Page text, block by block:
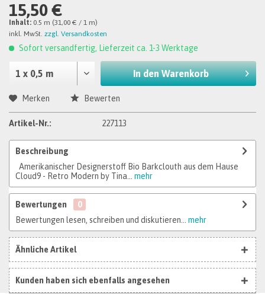
15,50 €
Inhalt: 0.5 m (31,00 € / 1 m)
inkl. MwSt. zzgl. Versandkosten
Sofort versandfertig, Lieferzeit ca. 1-3 Werktage
In den Warenkorb
Merken Bewerten
Artikel-Nr.: 227113
Beschreibung
Amerikanischer Designerstoff Bio Barkclouth aus dem Hause
Cloud9 - Retro Modern by Tina...
mehr
Bewertungen
0
Bewertungen lesen, schreiben und diskutieren...
mehr
Ähnliche Artikel
Kunden haben sich ebenfalls angesehen